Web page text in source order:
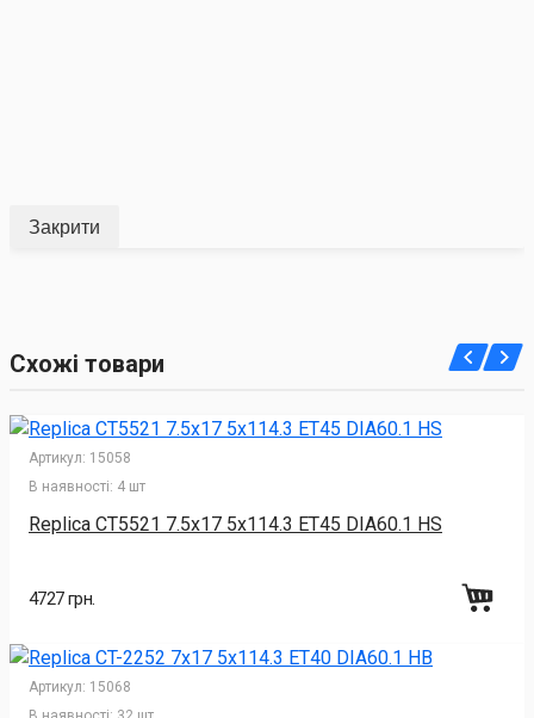
Закрити
Схожі товари
Артикул: 15058
В наявності: 4 шт
Replica CT5521 7.5x17 5x114.3 ET45 DIA60.1 HS
4727 грн.
Артикул: 15068